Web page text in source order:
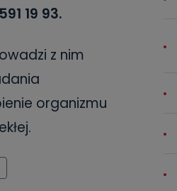
19 93.
z nim
organizmu